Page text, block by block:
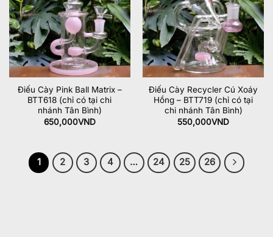
Điếu Cày Pink Ball Matrix –
BTT618 (chỉ có tại chi
nhánh Tân Bình)
650,000VND
Điếu Cày Recycler Cú Xoáy
Hồng – BTT719 (chỉ có tại
chi nhánh Tân Bình)
550,000VND
1 2 3 4 … 24 25 26